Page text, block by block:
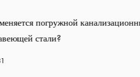
канализационный насос